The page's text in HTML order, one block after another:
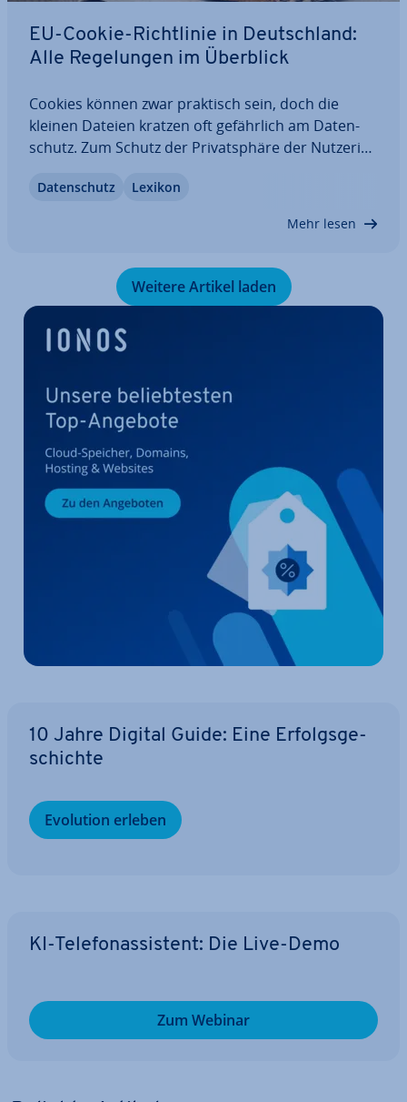
EU-Cookie-Richt­li­nie in Deutsch­land:
Alle Re­ge­lun­gen im Überblick
Cookies können zwar praktisch sein, doch die
kleinen Dateien kratzen oft ge­fähr­lich am Da­ten­
schutz. Zum Schutz der Pri­vat­sphä­re der Nut­ze­rin­
diesem Grund vor, dass Tracking-Me­cha­nis­men
Da­ten­schutz Lexikon
Mehr lesen
Weitere Artikel laden
10 Jahre Digital Guide: Eine Er­folgs­ge­
schich­te
Evolution erleben
KI-Te­le­fon­as­sis­tent: Die Live-Demo
Zum Webinar